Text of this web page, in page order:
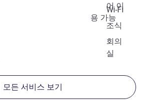
어 이
용 가능
Wi-Fi
조식
회의
실
모든 서비스 보기